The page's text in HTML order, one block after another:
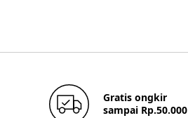
Gratis ongkir
sampai Rp.50.000